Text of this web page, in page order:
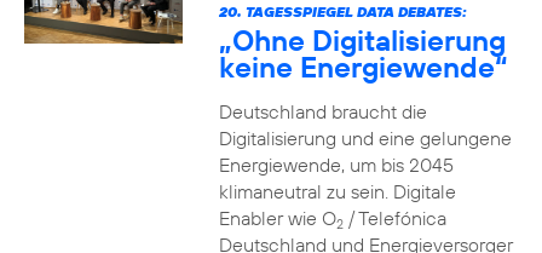
20. TAGESSPIEGEL DATA DEBATES:
„Ohne Digitalisierung
keine Energiewende“
Deutschland braucht die
Digitalisierung und eine gelungene
Energiewende, um bis 2045
klimaneutral zu sein. Digitale
Enabler wie O2/ Telefónica
Deutschland und Energieversorger